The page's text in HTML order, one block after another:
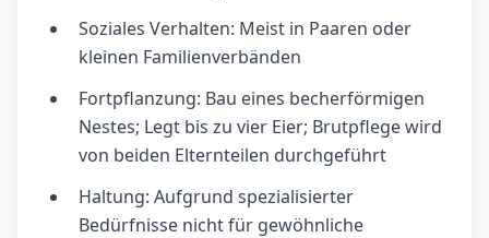
Soziales Verhalten: Meist in Paaren oder
kleinen Familienverbänden
Fortpflanzung: Bau eines becherförmigen
Nestes; Legt bis zu vier Eier; Brutpflege wird
von beiden Elternteilen durchgeführt
Haltung: Aufgrund spezialisierter
Bedürfnisse nicht für gewöhnliche